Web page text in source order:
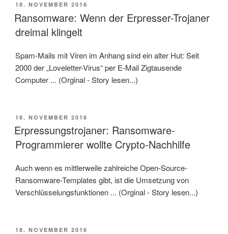
VERÖFFENTLICHT
AM
18. NOVEMBER 2016
Ransomware: Wenn der Erpresser-Trojaner
dreimal klingelt
Spam-Mails mit Viren im Anhang sind ein alter Hut: Seit
2000 der „Loveletter-Virus“ per E-Mail Zigtausende
Computer ... (Orginal - Story lesen...)
VERÖFFENTLICHT
AM
18. NOVEMBER 2016
Erpressungstrojaner: Ransomware-
Programmierer wollte Crypto-Nachhilfe
Auch wenn es mittlerweile zahlreiche Open-Source-
Ransomware-Templates gibt, ist die Umsetzung von
Verschlüsselungsfunktionen ... (Orginal - Story lesen...)
VERÖFFENTLICHT
18. NOVEMBER 2016